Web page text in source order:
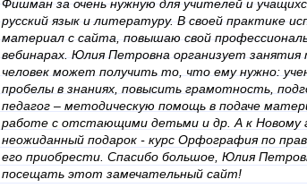
Фишман за очень нужную для учителей и
русский язык и литературу. В своей практике
материал с сайта, повышаю свой
вебинарах. Юлия Петровна организует
человек может получить то, что ему нужно:
пробелы в знаниях, повысить грамотность,
педагог – методическую помощь в подаче
работе с отстающими детьми и др. А к Новому
неожиданный подарок - курс Орфография по
его приобрести. Спасибо большое, Юлия
посещать этот замечательный сайт!